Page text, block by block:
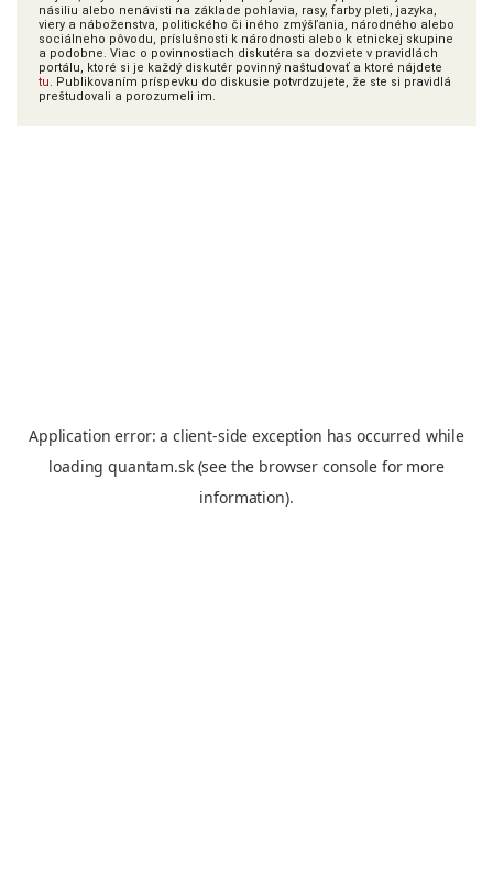
násiliu alebo nenávisti na základe pohlavia, rasy, farby pleti, jazyka,
viery a náboženstva, politického či iného zmýšľania, národného alebo
sociálneho pôvodu, príslušnosti k národnosti alebo k etnickej skupine
a podobne. Viac o povinnostiach diskutéra sa dozviete v pravidlách
portálu, ktoré si je každý diskutér povinný naštudovať a ktoré nájdete
tu. Publikovaním príspevku do diskusie potvrdzujete, že ste si pravidlá
preštudovali a porozumeli im.